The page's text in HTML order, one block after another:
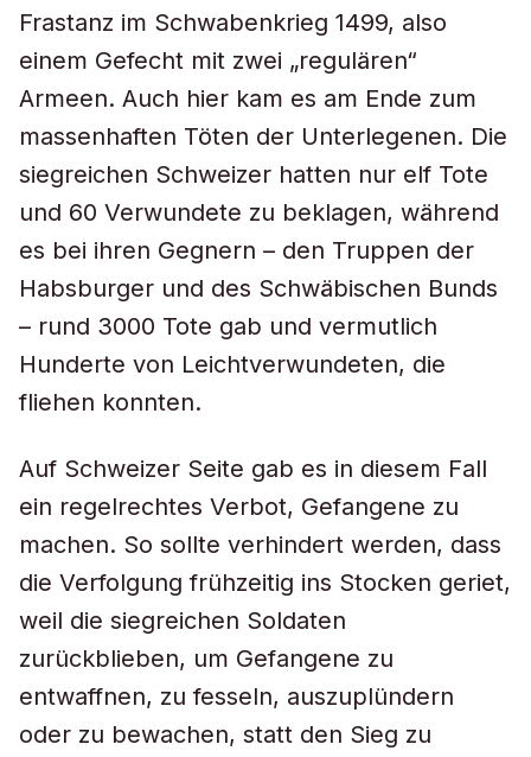
Frastanz im Schwabenkrieg 1499, also
einem Gefecht mit zwei „regulären“
Armeen. Auch hier kam es am Ende zum
massenhaften Töten der Unterlegenen. Die
siegreichen Schweizer hatten nur elf Tote
und 60 Verwundete zu beklagen, während
es bei ihren Gegnern – den Truppen der
Habsburger und des Schwäbischen Bunds
– rund 3000 Tote gab und vermutlich
Hunderte von Leichtverwundeten, die
fliehen konnten.
Auf Schweizer Seite gab es in diesem Fall
ein regelrechtes Verbot, Gefangene zu
machen. So sollte verhindert werden, dass
die Verfolgung frühzeitig ins Stocken geriet,
weil die siegreichen Soldaten
zurückblieben, um Gefangene zu
entwaffnen, zu fesseln, auszuplündern
oder zu bewachen, statt den Sieg zu